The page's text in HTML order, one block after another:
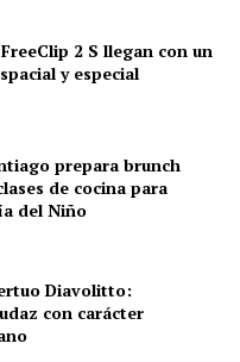
2 S llegan con un
y especial
prepara brunch
de cocina para
del Niño
Diavolitto:
con carácter